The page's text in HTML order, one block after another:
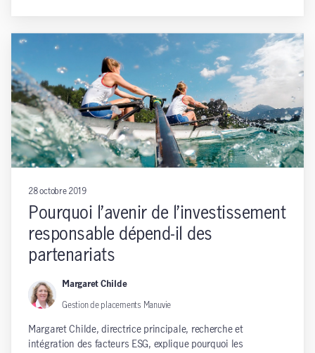
28 octobre 2019
Pourquoi l’avenir de l’investissement
responsable dépend-il des
partenariats
Margaret Childe
Gestion de placements Manuvie
Margaret Childe, directrice principale, recherche et
intégration des facteurs ESG, explique pourquoi les